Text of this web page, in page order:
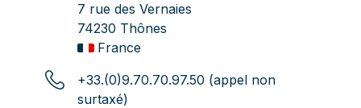
7 rue des Vernaies
74230 Thônes
France
+33.(0)9.70.70.97.50 (appel non
surtaxé)